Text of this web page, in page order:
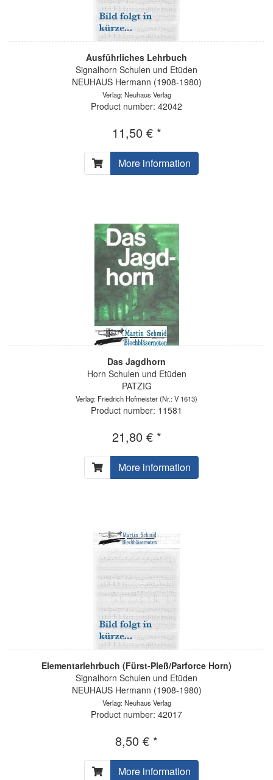
Ausführliches Lehrbuch
Signalhorn Schulen und Etüden
NEUHAUS Hermann (1908-1980)
Verlag: Neuhaus Verlag
Product number: 42042
11,50 € *
More information
Das Jagdhorn
Horn Schulen und Etüden
PATZIG
Verlag: Friedrich Hofmeister(Nr.: V 1613)
Product number: 11581
21,80 € *
More information
Elementarlehrbuch (Fürst-Pleß/Parforce Horn)
Signalhorn Schulen und Etüden
NEUHAUS Hermann (1908-1980)
Verlag: Neuhaus Verlag
Product number: 42017
8,50 € *
More information